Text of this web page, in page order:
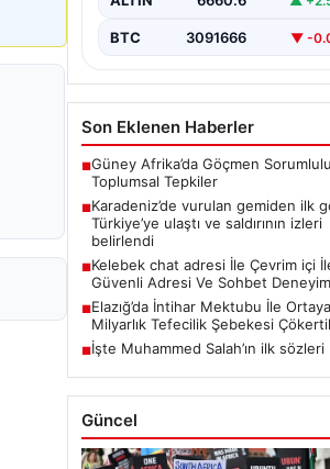
sonunda Türkiye limanlarına…
BTC 3091666 ▼ -
Son Eklenen Haberler
■Güney Afrika’da Göçmen
Toplumsal Tepkiler
■Karadeniz’de vurulan gemiden ilk
Türkiye’ye ulaştı ve saldırının izleri
belirlendi
■Kelebek chat adresi İle Çevrim içi
Güvenli Adresi Ve Sohbet
■Elazığ’da İntihar Mektubu İle
Milyarlık Tefecilik Şebekesi
■İşte Muhammed Salah’ın ilk sözleri
Güncel